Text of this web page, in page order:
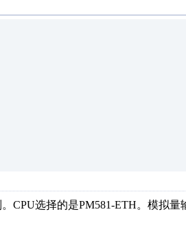
CPU选择的是PM581-ETH。模拟